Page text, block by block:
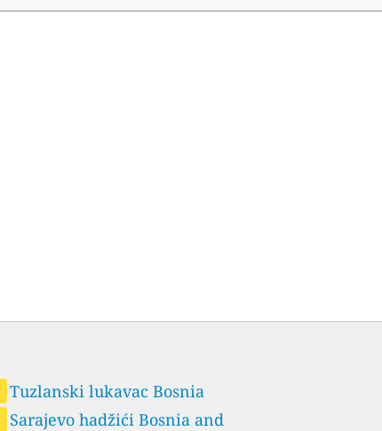
Tuzlanski lukavac Bosnia
Sarajevo hadžići Bosnia and